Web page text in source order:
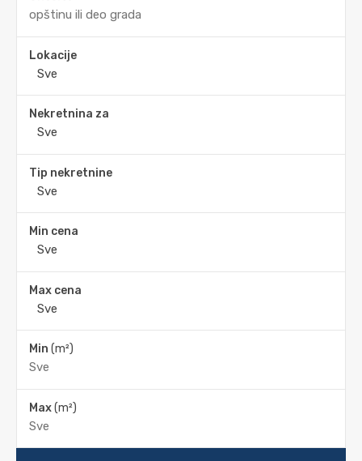
Lokacije
Nekretnina za
Tip nekretnine
Min cena
Max cena
Min (m²)
Max(m²)